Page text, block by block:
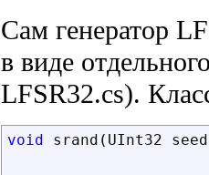
Сам генератор
в виде
LFSR32.cs).
void srand ( UInt32 seed